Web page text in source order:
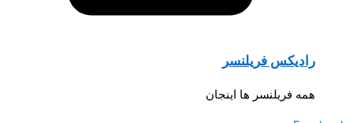
رادیکس فریلنسر
همه فریلنسر ها اینجان